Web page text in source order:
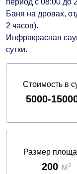
период с 08:00 до
Баня на дровах,
2 часов).
Инфракрасная
сутки.
Стоимость в
5000-
Размер
200м²